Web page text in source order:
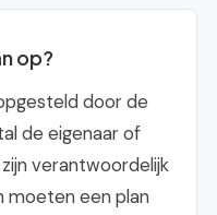
op?
door de
de eigenaar of
verantwoordelijk
moeten een plan